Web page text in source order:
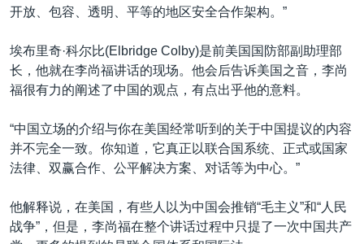
开放、包容、透明、平等的地区安全合作架构。”
埃布里奇·科尔比(Elbridge Colby)是前美国国防部副助理部
长，他就在李尚福讲话的现场。他会后告诉美国之音，李尚
福很有力的阐述了中国的观点，有点出乎他的意料。
“中国立场的介绍与你在美国经常听到的关于中国提议的内容
并不完全一致。你知道，它真正以联合国系统、正式或国家
法律、双赢合作、公平解决方案、对话等为中心。”
他解释说，在美国，有些人以为中国会推销“毛主义”和“人民
战争”，但是，李尚福在整个讲话过程中只提了一次中国共产